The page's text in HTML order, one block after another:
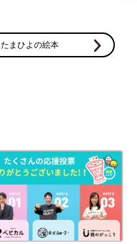
たまひよの絵本